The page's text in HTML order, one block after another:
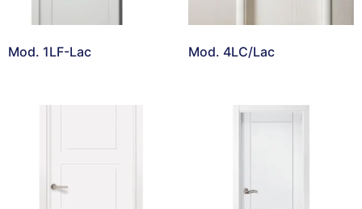
Mod. 1LF-Lac Mod. 4LC/Lac